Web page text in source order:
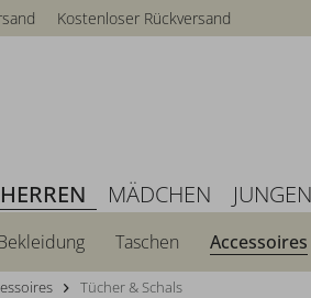
Kostenloser Rückversand
HERREN MÄDCHEN
Taschen Accessoires
Tücher & Schals